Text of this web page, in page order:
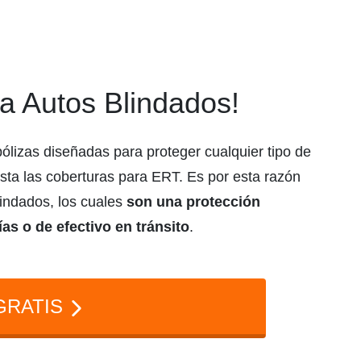
Autos Blindados!
diseñadas para proteger cualquier tipo de
las coberturas para ERT. Es por esta razón
los cuales son una protección
o de efectivo en tránsito.